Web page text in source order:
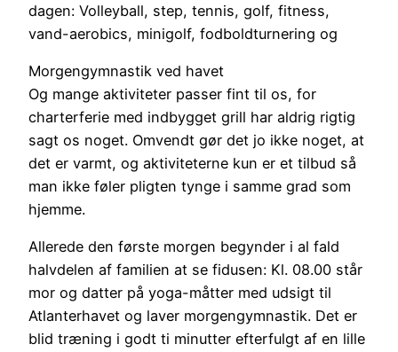
dagen: Volleyball, step, tennis, golf, fitness,
vand-aerobics, minigolf, fodboldturnering og
Morgengymnastik ved havet
Og mange aktiviteter passer fint til os, for
charterferie med indbygget grill har aldrig rigtig
sagt os noget. Omvendt gør det jo ikke noget, at
det er varmt, og aktiviteterne kun er et tilbud så
man ikke føler pligten tynge i samme grad som
hjemme.
Allerede den første morgen begynder i al fald
halvdelen af familien at se fidusen: Kl. 08.00 står
mor og datter på yoga-måtter med udsigt til
Atlanterhavet og laver morgengymnastik. Det er
blid træning i godt ti minutter efterfulgt af en lille